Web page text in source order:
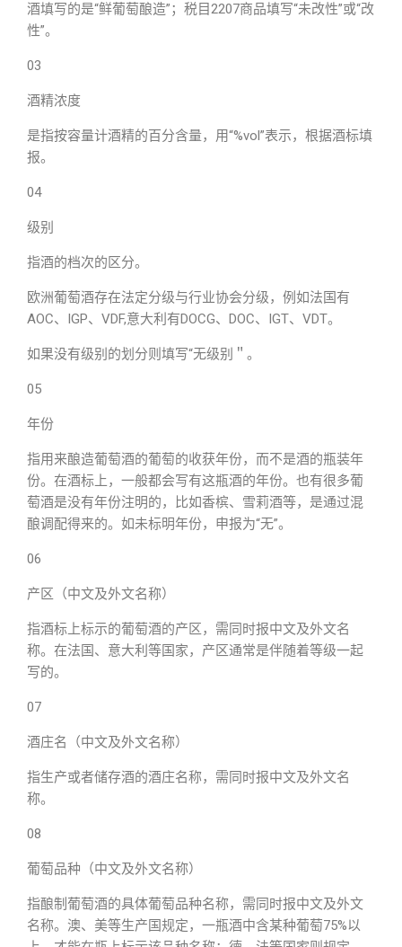
酒填写的是“鲜葡萄酿造”；税目2207商品填写“未改性”或“改
性”。
03
酒精浓度
是指按容量计酒精的百分含量，用“%vol”表示，根据酒标填
报。
04
级别
指酒的档次的区分。
欧洲葡萄酒存在法定分级与行业协会分级，例如法国有
AOC、IGP、VDF,意大利有DOCG、DOC、IGT、VDT。
如果没有级别的划分则填写“无级别＂。
05
年份
指用来酿造葡萄酒的葡萄的收获年份，而不是酒的瓶装年
份。在酒标上，一般都会写有这瓶酒的年份。也有很多葡
萄酒是没有年份注明的，比如香槟、雪莉酒等，是通过混
酿调配得来的。如未标明年份，申报为“无”。
06
产区（中文及外文名称）
指酒标上标示的葡萄酒的产区，需同时报中文及外文名
称。在法国、意大利等国家，产区通常是伴随着等级一起
写的。
07
酒庄名（中文及外文名称）
指生产或者储存酒的酒庄名称，需同时报中文及外文名
称。
08
葡萄品种（中文及外文名称）
指酿制葡萄酒的具体葡萄品种名称，需同时报中文及外文
名称。澳、美等生产国规定，一瓶酒中含某种葡萄75%以